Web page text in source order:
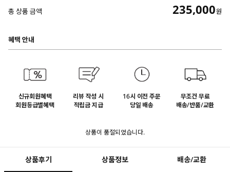
총 상품 금액 235,000원
혜택 안내
신규회원혜택
회원등급별혜택
리뷰 작성 시
적립금 지급
16시 이전 주문
당일 배송
무조건 무료
배송/반품/교환
상품이 품절되었습니다.
상품후기 상품정보 배송/교환